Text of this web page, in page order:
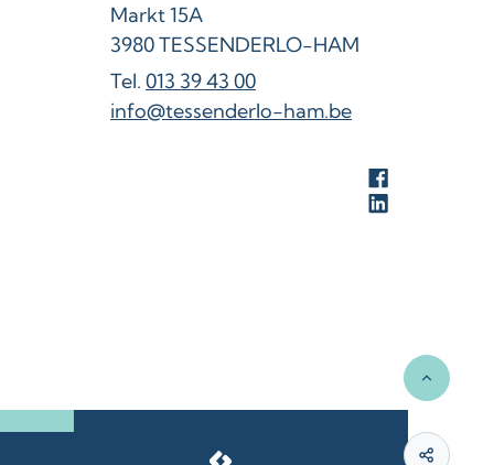
Markt 15A
,3980TESSENDERLO-HAM
013 39 43 00
E-mailinfo@tessenderlo-ham.be
Facebook
LinkedIn
Naar